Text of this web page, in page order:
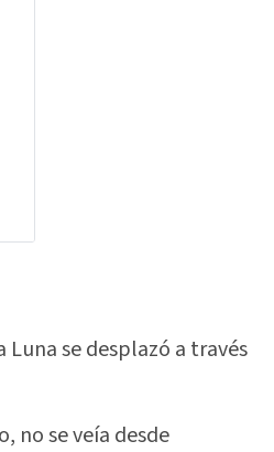
se desplazó a través
no se veía desde